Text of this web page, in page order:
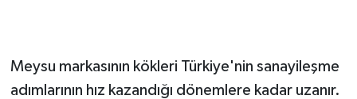
Meysu markasının kökleri Türkiye'nin sanayileşme
adımlarının hız kazandığı dönemlere kadar uzanır.